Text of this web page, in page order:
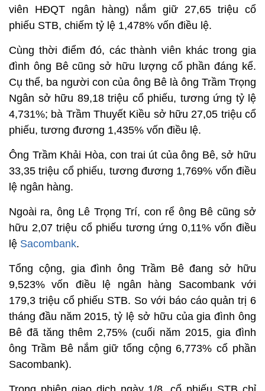
viên HĐQT ngân hàng) nắm giữ 27,65 triệu cổ
phiếu STB, chiếm tỷ lệ 1,478% vốn điều lệ.
Cùng thời điểm đó, các thành viên khác trong gia
đình ông Bê cũng sở hữu lượng cổ phần đáng kể.
Cụ thể, ba người con của ông Bê là ông Trầm Trọng
Ngân sở hữu 89,18 triệu cổ phiếu, tương ứng tỷ lệ
4,731%; bà Trầm Thuyết Kiều sở hữu 27,05 triệu cổ
phiếu, tương đương 1,435% vốn điều lệ.
Ông Trầm Khải Hòa, con trai út của ông Bê, sở hữu
33,35 triệu cổ phiếu, tương đương 1,769% vốn điều
lệ ngân hàng.
Ngoài ra, ông Lê Trọng Trí, con rể ông Bê cũng sở
hữu 2,07 triệu cổ phiếu tương ứng 0,11% vốn điều
lệ Sacombank.
Tổng cộng, gia đình ông Trầm Bê đang sở hữu
9,523% vốn điều lệ ngân hàng Sacombank với
179,3 triệu cổ phiếu STB. So với báo cáo quản trị 6
tháng đầu năm 2015, tỷ lệ sở hữu của gia đình ông
Bê đã tăng thêm 2,75% (cuối năm 2015, gia đình
ông Trầm Bê nắm giữ tổng cộng 6,773% cổ phần
Sacombank).